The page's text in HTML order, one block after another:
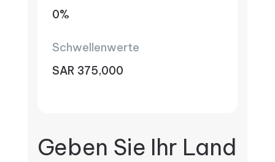
0%
Schwellenwerte
SAR 375,000
Geben Sie Ihr Land